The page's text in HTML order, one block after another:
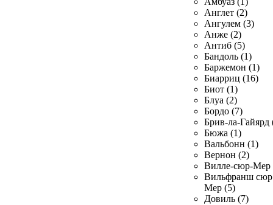
Англет (2)
Ангулем (3)
Анже (2)
Антиб (5)
Бандоль (1)
Баржемон (1)
Биарриц (16)
Биот (1)
Блуа (2)
Бордо (7)
Брив-ла-Гайярд
Бюжа (1)
Вальбонн (1)
Вернон (2)
Вилле-сюр-Мер
Вильфранш сюр
Мер (5)
Довиль (7)